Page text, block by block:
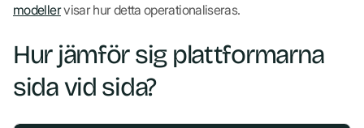
modellervisar hur detta operationaliseras.
Hur jämför sig plattformarna
sida vid sida?